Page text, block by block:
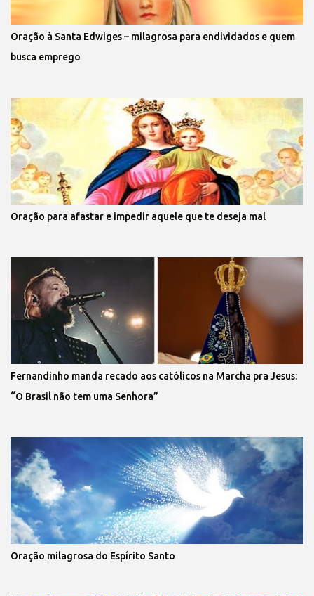
Oração à Santa Edwiges – milagrosa para endividados e quem
busca emprego
Oração para afastar e impedir aquele que te deseja mal
Fernandinho manda recado aos católicos na Marcha pra Jesus:
“O Brasil não tem uma Senhora”
Oração milagrosa do Espírito Santo